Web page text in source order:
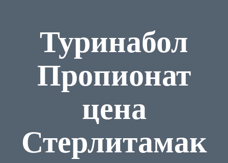
Туринабол
Пропионат
цена
Стерлитамак